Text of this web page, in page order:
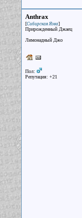
Anthrax
[Сибирская Язва]
Прирожденный Джаец
Лимонадный Джо
Пол:
Репутация: +21